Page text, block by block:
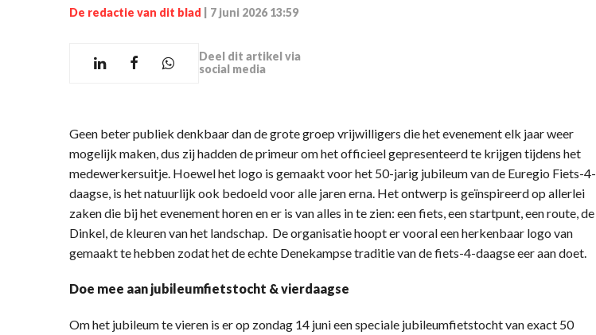
De redactie van dit blad 7 juni 2026 13:59
Deel dit artikel via
social media
Geen beter publiek denkbaar dan de grote groep vrijwilligers die het evenement elk jaar weer
mogelijk maken, dus zij hadden de primeur om het officieel gepresenteerd te krijgen tijdens het
medewerkersuitje. Hoewel het logo is gemaakt voor het 50-jarig jubileum van de Euregio Fiets-4-
daagse, is het natuurlijk ook bedoeld voor alle jaren erna. Het ontwerp is geïnspireerd op allerlei
zaken die bij het evenement horen en er is van alles in te zien: een fiets, een startpunt, een route, de
Dinkel, de kleuren van het landschap. De organisatie hoopt er vooral een herkenbaar logo van
gemaakt te hebben zodat het de echte Denekampse traditie van de fiets-4-daagse eer aan doet.
Doe mee aan jubileumfietstocht & vierdaagse
Om het jubileum te vieren is er op zondag 14 juni een speciale jubileumfietstocht van exact 50